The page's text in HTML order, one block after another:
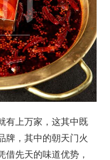
有上万家，这其中既
牌，其中的朝天门火
借先天的味道优势，